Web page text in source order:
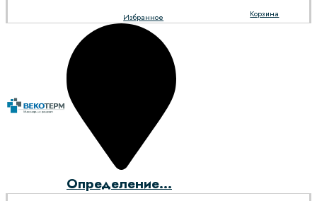
Корзина
Избранное
Определение...